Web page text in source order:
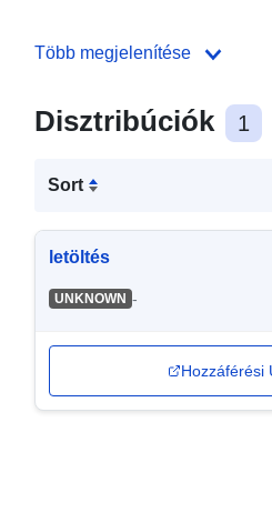
Több megjelenítése
Disztribúciók 1
Sort
letöltés
UNKNOWN -
Hozzáférési